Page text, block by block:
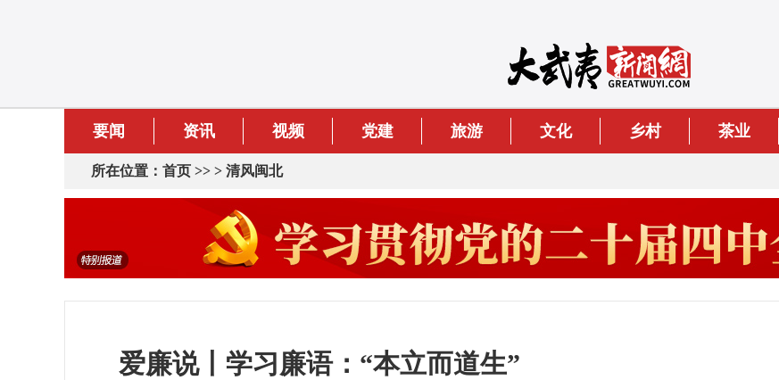
要闻 资讯 视频 党建 旅游 文化 乡村 茶业
所在位置： 首页 >> > 清风闽北
爱廉说丨学习廉语：“本立而道生”